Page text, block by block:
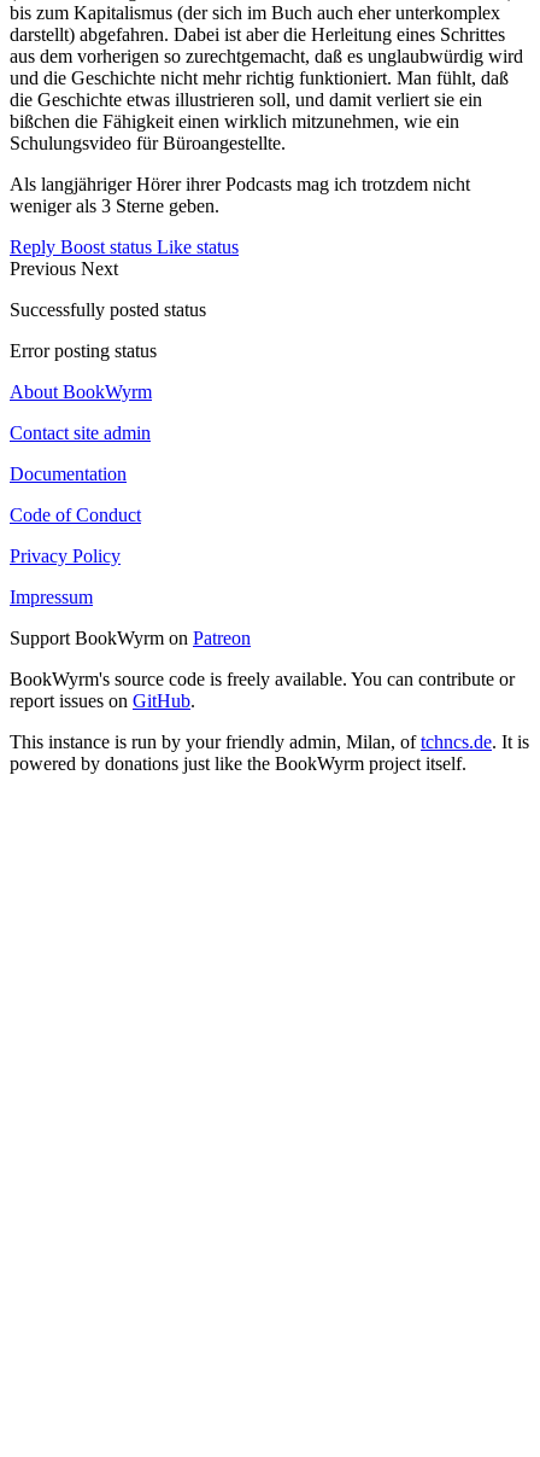
bis zum Kapitalismus (der sich im Buch auch eher unterkomplex
darstellt) abgefahren. Dabei ist aber die Herleitung eines Schrittes
aus dem vorherigen so zurechtgemacht, daß es unglaubwürdig wird
und die Geschichte nicht mehr richtig funktioniert. Man fühlt, daß
die Geschichte etwas illustrieren soll, und damit verliert sie ein
bißchen die Fähigkeit einen wirklich mitzunehmen, wie ein
Schulungsvideo für Büroangestellte.
Als langjähriger Hörer ihrer Podcasts mag ich trotzdem nicht
weniger als 3 Sterne geben.
Reply Boost status Like status
Previous Next
Successfully posted status
Error posting status
About BookWyrm
Contact site admin
Documentation
Code of Conduct
Privacy Policy
Impressum
Support BookWyrm on Patreon
BookWyrm's source code is freely available. You can contribute or
report issues on GitHub.
This instance is run by your friendly admin, Milan, oftchncs.de. It is
powered by donations just like the BookWyrm project itself.